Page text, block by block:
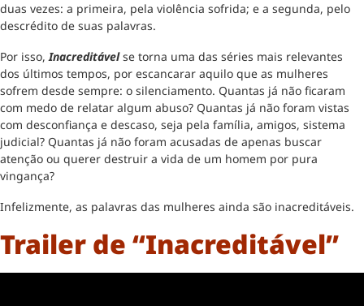
duas vezes: a primeira, pela violência sofrida; e a segunda, pelo
descrédito de suas palavras.
Por isso, Inacreditávelse torna uma das séries mais relevantes
dos últimos tempos, por escancarar aquilo que as mulheres
sofrem desde sempre: o silenciamento. Quantas já não ficaram
com medo de relatar algum abuso? Quantas já não foram vistas
com desconfiança e descaso, seja pela família, amigos, sistema
judicial? Quantas já não foram acusadas de apenas buscar
atenção ou querer destruir a vida de um homem por pura
vingança?
Infelizmente, as palavras das mulheres ainda são inacreditáveis.
Trailer de “Inacreditável”